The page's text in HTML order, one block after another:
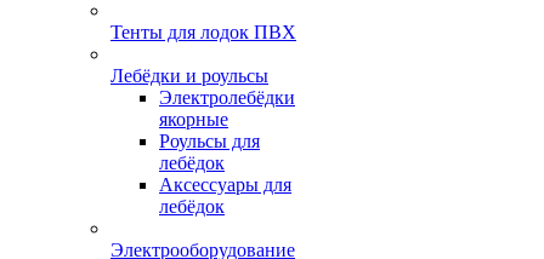
Тенты для лодок ПВХ
Лебёдки и роульсы
Электролебёдки
якорные
Роульсы для
лебёдок
Аксессуары для
лебёдок
Электрооборудование